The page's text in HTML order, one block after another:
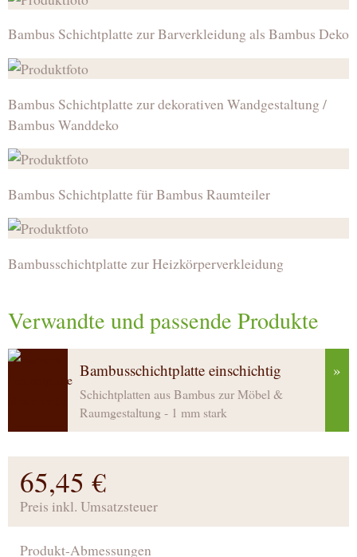
Bambus Schichtplatte zur Barverkleidung als Bambus Deko
Bambus Schichtplatte zur dekorativen Wandgestaltung /
Bambus Wanddeko
Bambus Schichtplatte für Bambus Raumteiler
Bambusschichtplatte zur Heizkörperverkleidung
Verwandte und passende Produkte
Bambusschichtplatte einschichtig
Schichtplatten aus Bambus zur Möbel &
Raumgestaltung - 1 mm stark
»
65,45 €
Preis inkl. Umsatzsteuer
Produkt-Abmessungen